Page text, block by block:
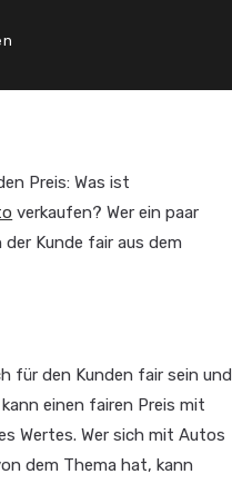
Preis: Was ist
verkaufen? Wer ein paar
Kunde fair aus dem
für den Kunden fair sein und
einen fairen Preis mit
Wertes. Wer sich mit Autos
dem Thema hat, kann